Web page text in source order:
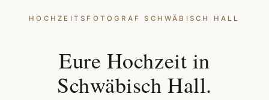
HOCHZEITSFOTOGRAF SCHWÄBISCH HALL
Eure Hochzeit in
Schwäbisch Hall.